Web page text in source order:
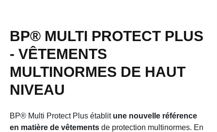
BP® MULTI PROTECT PLUS
- VÊTEMENTS
MULTINORMES DE HAUT
NIVEAU
BP® Multi Protect Plus établit une nouvelle référence
en matière de vêtements de protection multinormes. En